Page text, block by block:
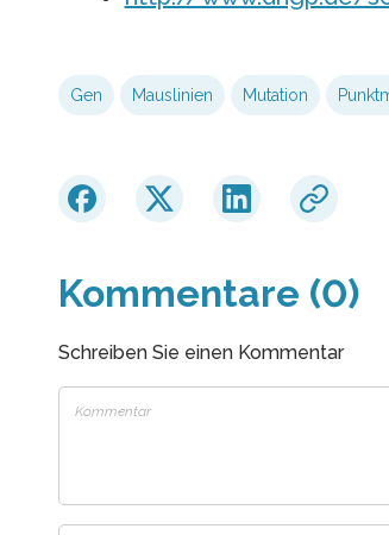
Gen Mauslinien Mutation
Kommentare (0)
Schreiben Sie einen Kommentar